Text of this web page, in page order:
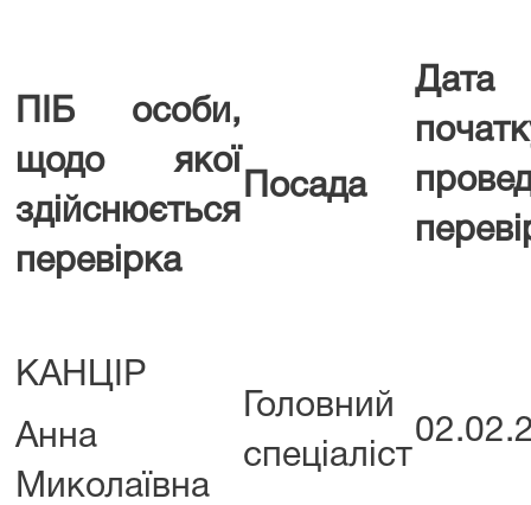
ПІБ особи,
щодо якої
здійснюється
перевірка
Посада
Дата
КАНЦІР
Анна
Миколаївна
Головний
спеціаліст